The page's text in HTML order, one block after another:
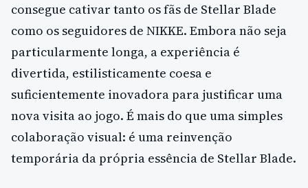
consegue cativar tanto os fãs de Stellar Blade
como os seguidores de NIKKE. Embora não seja
particularmente longa, a experiência é
divertida, estilisticamente coesa e
suficientemente inovadora para justificar uma
nova visita ao jogo. É mais do que uma simples
colaboração visual: é uma reinvenção
temporária da própria essência de Stellar Blade.